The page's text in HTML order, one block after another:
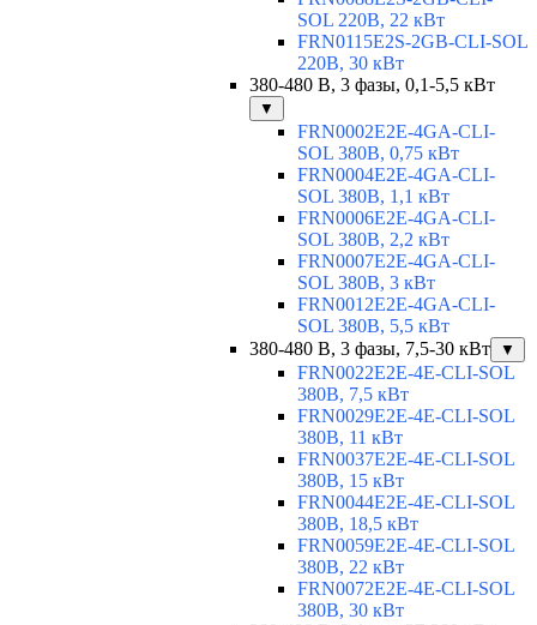
SOL 220В, 22 кВт
FRN0115E2S-2GB-CLI-SOL
220В, 30 кВт
380-480 В, 3 фазы, 0,1-5,5 кВт
▼
FRN0002E2E-4GA-CLI-
SOL 380В, 0,75 кВт
FRN0004E2E-4GA-CLI-
SOL 380В, 1,1 кВт
FRN0006E2E-4GA-CLI-
SOL 380В, 2,2 кВт
FRN0007E2E-4GA-CLI-
SOL 380В, 3 кВт
FRN0012E2E-4GA-CLI-
SOL 380В, 5,5 кВт
380-480 В, 3 фазы, 7,5-30 кВт
▼
FRN0022E2E-4E-CLI-SOL
380В, 7,5 кВт
FRN0029E2E-4E-CLI-SOL
380В, 11 кВт
FRN0037E2E-4E-CLI-SOL
380В, 15 кВт
FRN0044E2E-4E-CLI-SOL
380В, 18,5 кВт
FRN0059E2E-4E-CLI-SOL
380В, 22 кВт
FRN0072E2E-4E-CLI-SOL
380В, 30 кВт